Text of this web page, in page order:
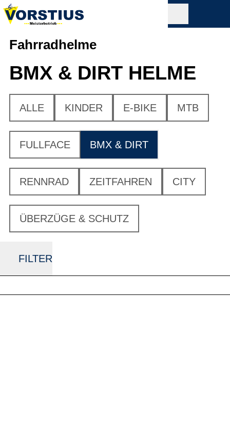
Fahrradhelme
BMX & DIRT HELME
ALLE KINDER E-BIKE MTB
FULLFACE BMX & DIRT
RENNRAD ZEITFAHREN CITY
ÜBERZÜGE & SCHUTZ
FILTER